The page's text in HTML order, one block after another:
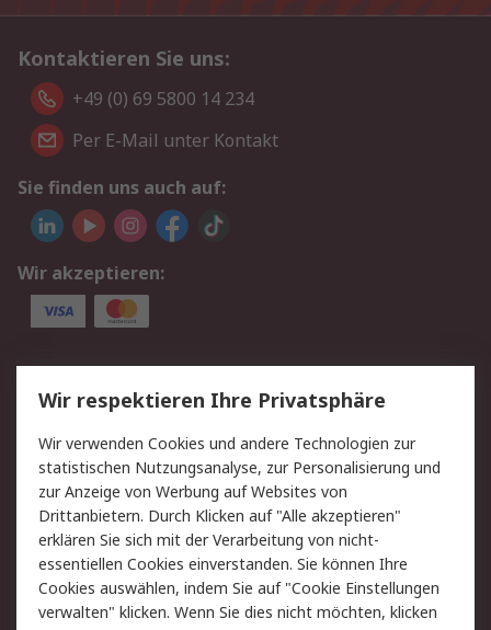
Kontaktieren Sie uns:
+49 (0) 69 5800 14 234
Per E-Mail unter Kontakt
Sie finden uns auch auf:
Wir akzeptieren:
Service
Value Added Services
Lieferlösungen
Rücksendungen
Kontakt
Hilfe
Privatkunden
Rechtliches
AGB
Datenschutz
Cookie-Richtlinie
Zahlungsbedingungen
Wir respektieren Ihre Privatsphäre
Wir verwenden Cookies und andere Technologien zur
statistischen Nutzungsanalyse, zur Personalisierung und
zur Anzeige von Werbung auf Websites von
Drittanbietern. Durch Klicken auf "Alle akzeptieren"
erklären Sie sich mit der Verarbeitung von nicht-
essentiellen Cookies einverstanden. Sie können Ihre
Cookies auswählen, indem Sie auf "Cookie Einstellungen
verwalten" klicken. Wenn Sie dies nicht möchten, klicken